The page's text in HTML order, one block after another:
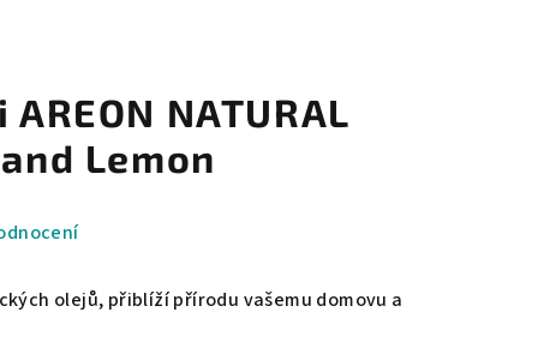
NATURAL
Lemon
olejů, přiblíží přírodu vašemu domovu a